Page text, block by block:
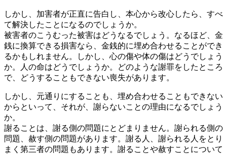
しかし、加害者が正直に告白し、本心から改心したら、すべ
て解決したことになるのでしょうか。
被害者のこうむった被害はどうなるでしょう。なるほど、金
銭に換算できる損害なら、金銭的に埋め合わせることができ
るかもしれません。しかし、心の傷や体の傷はどうでしょう
か。人の命はどうでしょうか。どのような謝罪をしたところ
で、どうすることもできない喪失があります。
しかし、元通りにすることも、埋め合わせることもできない
からといって、それが、謝らないことの理由になるでしょう
か。
謝ることは、謝る側の問題にとどまりません。謝られる側の
問題、赦す側の問題があります。謝る人、謝られる人をとり
まく第三者の問題もあります。謝ることや赦すことについて